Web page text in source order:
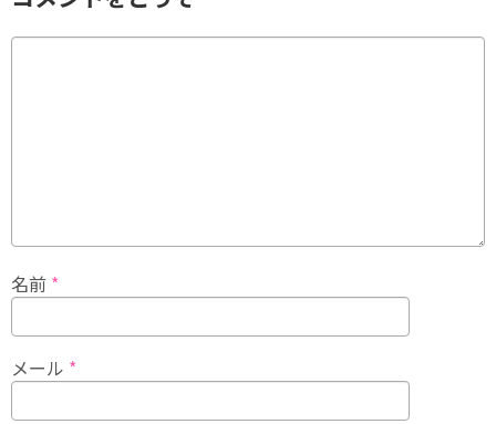
名前 *
メール *